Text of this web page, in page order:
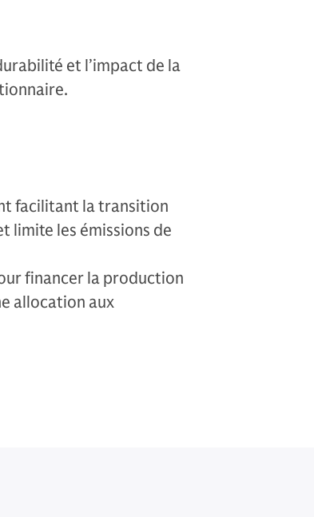
et l’impact de la
facilitant la transition
limite les émissions de
financer la production
allocation aux